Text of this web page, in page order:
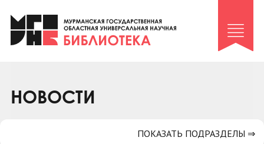
Клуб «Гиря и сельдерей»
Клуб «Семейный архив»
Коллегам
НОВОСТИ
ПОКАЗАТЬ ПОДРАЗДЕЛЫ ⇒